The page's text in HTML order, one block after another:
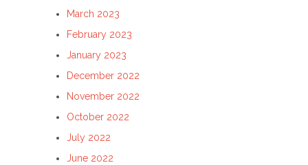
March 2023
February 2023
January 2023
December 2022
November 2022
October 2022
July 2022
June 2022